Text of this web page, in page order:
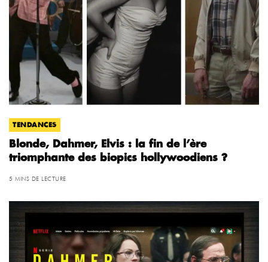
TENDANCES
Blonde, Dahmer, Elvis : la fin de l’ère
triomphante des biopics hollywoodiens ?
5 MINS DE LECTURE